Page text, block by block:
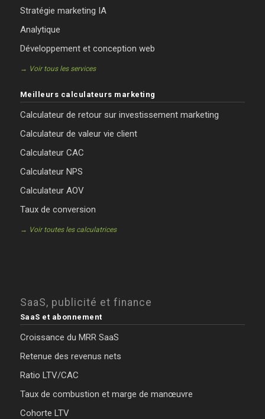
Stratégie marketing IA
Analytique
Développement et conception web
→ Voir tous les services
Meilleurs calculateurs marketing
Calculateur de retour sur investissement marketing
Calculateur de valeur vie client
Calculateur CAC
Calculateur NPS
Calculateur AOV
Taux de conversion
→ Voir toutes les calculatrices
SaaS, publicité et finance
SaaS et abonnement
Croissance du MRR SaaS
Retenue des revenus nets
Ratio LTV/CAC
Taux de combustion et marge de manœuvre
Cohorte LTV